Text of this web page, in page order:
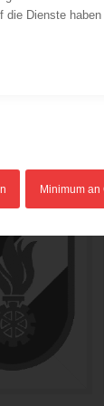
die Dienste
Minimum an